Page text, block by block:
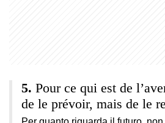
Pour ce qui est de
de le prévoir, mais de le